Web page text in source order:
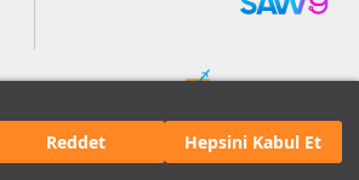
Reddet Hepsini Kabul Et